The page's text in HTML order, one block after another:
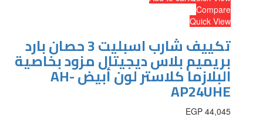
Compare
Quick View
تكييف شارب اسبليت 3 حصان بارد
بريميم بلاس ديجيتال مزود بخاصية
البلازما كلاستر لون أبيض AH-
AP24UHE
EGP 44,045